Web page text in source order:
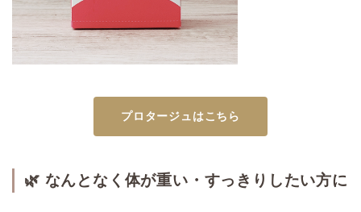
プロタージュはこちら
🌿 なんとなく体が重い・すっきりしたい方に